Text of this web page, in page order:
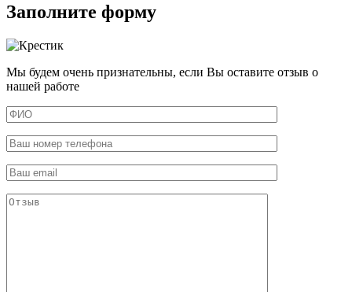
Заполните форму
Мы будем очень признательны, если Вы оставите отзыв о
нашей работе